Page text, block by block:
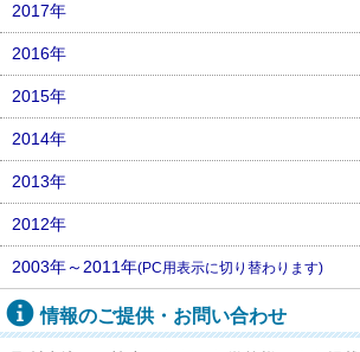
2017年
2016年
2015年
2014年
2013年
2012年
2003年～2011年(PC用表示に切り替わります)
情報のご提供・お問い合わせ